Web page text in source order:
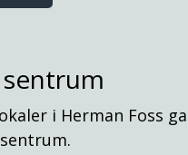
i Herman Foss